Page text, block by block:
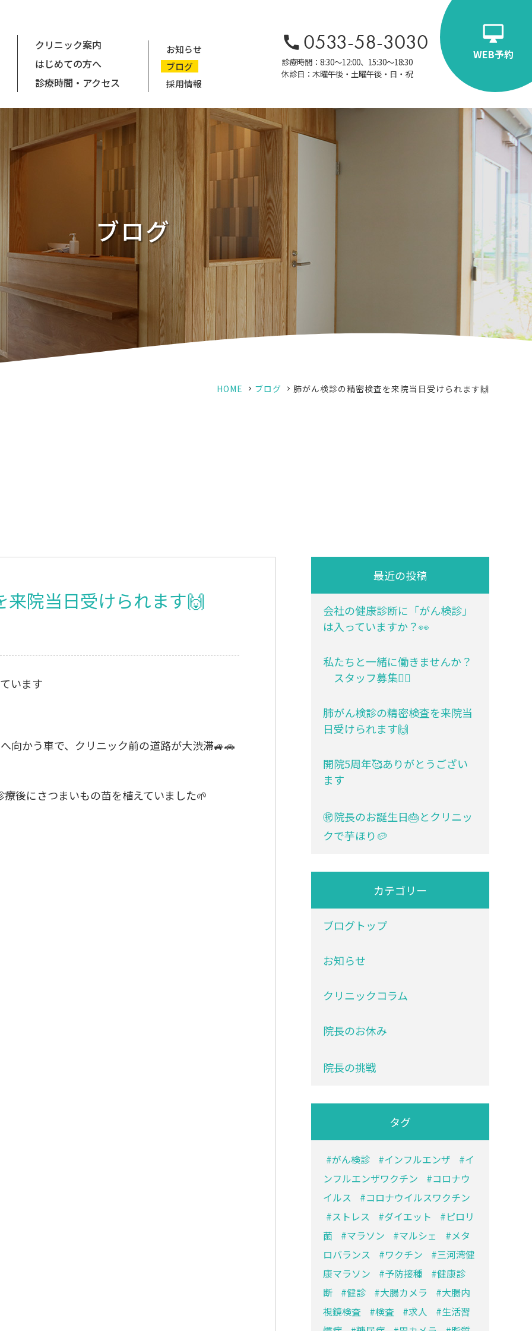
クリニック案内
はじめての方へ
診療時間・アクセス
お知らせ
ブログ
採用情報
0533-58-3030
診療時間：8:30～12:00、15:30～18:30
休診日：木曜午後・土曜午後・日・祝
WEB予約
ブログ
HOME ブログ 肺がん検診の精密検査を来院当日受けられます🙌
院当日受けられます🙌
います
向かう車で、クリニック前の道路が大渋滞🚙🚗
後にさつまいもの苗を植えていました🌱
最近の投稿
会社の健康診断に「がん検診」
は入っていますか？👀
私たちと一緒に働きませんか？
スタッフ募集💁‍♀️
肺がん検診の精密検査を来院当
日受けられます🙌
開院5周年🥰ありがとうござい
ます
㊗院長のお誕生日🎂とクリニッ
クで芋ほり🥔
カテゴリー
ブログトップ
お知らせ
クリニックコラム
院長のお休み
院長の挑戦
タグ
がん検診 インフルエンザ
イ
ンフルエンザワクチン
コロナウ
イルス
コロナウイルスワクチン
ストレス
ダイエット
ピロリ
菌
マラソン マルシェ
メタ
ロバランス
ワクチン
三河湾健
康マラソン
予防接種
健康診
断
健診 大腸カメラ
大腸内
視鏡検査
検査 求人
生活習